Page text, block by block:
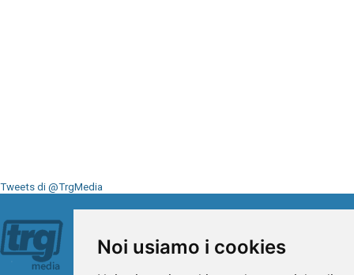
Noi usiamo i cookies
Tweets di @TrgMedia
Seguici su